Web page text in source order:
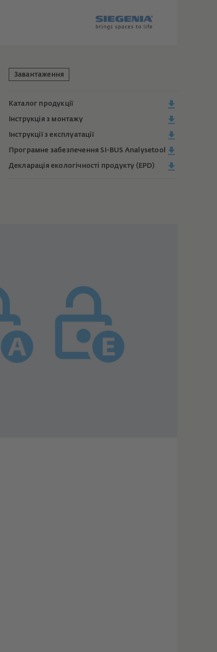
Завантаження
Каталог продукції
Інструкція з монтажу
Інструкції з експлуатації
Програмне забезпечення SI-BUS Analysetool
Декларація екологічності продукту (EPD)